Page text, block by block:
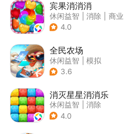
宾果消消消
休闲益智 消除
商业
| 宾果消消消
4.0
全民农场
休闲益智
模拟
| 田园生活
3.6
消灭星星消消乐
休闲益智
消除
4.0